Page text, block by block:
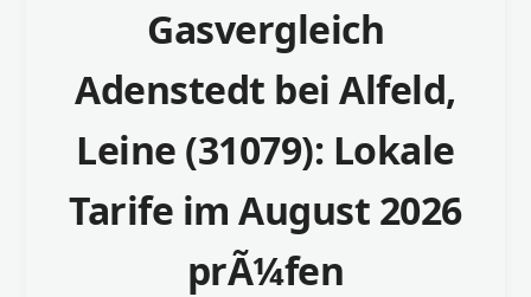
Gasvergleich
Adenstedt bei Alfeld,
Leine (31079): Lokale
Tarife im August 2026
prÃ¼fen